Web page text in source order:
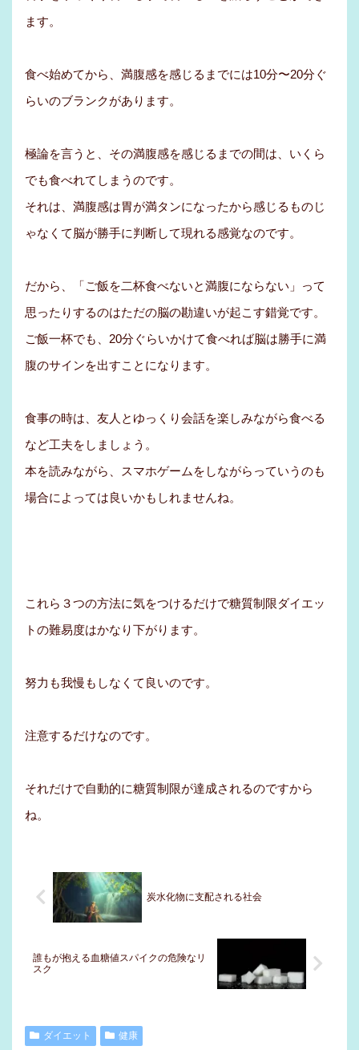
ます。
食べ始めてから、満腹感を感じるまでには10分〜20分ぐ
らいのブランクがあります。
極論を言うと、その満腹感を感じるまでの間は、いくら
でも食べれてしまうのです。
それは、満腹感は胃が満タンになったから感じるものじ
ゃなくて脳が勝手に判断して現れる感覚なのです。
だから、「ご飯を二杯食べないと満腹にならない」って
思ったりするのはただの脳の勘違いが起こす錯覚です。
ご飯一杯でも、20分ぐらいかけて食べれば脳は勝手に満
腹のサインを出すことになります。
食事の時は、友人とゆっくり会話を楽しみながら食べる
など工夫をしましょう。
本を読みながら、スマホゲームをしながらっていうのも
場合によっては良いかもしれませんね。
これら３つの方法に気をつけるだけで糖質制限ダイエッ
トの難易度はかなり下がります。
努力も我慢もしなくて良いのです。
注意するだけなのです。
それだけで自動的に糖質制限が達成されるのですから
ね。
炭水化物に支配される社会
誰もが抱える血糖値スパイクの危険なリ
スク
ダイエット 健康